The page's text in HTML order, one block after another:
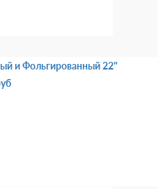
и Фольгированный 22"